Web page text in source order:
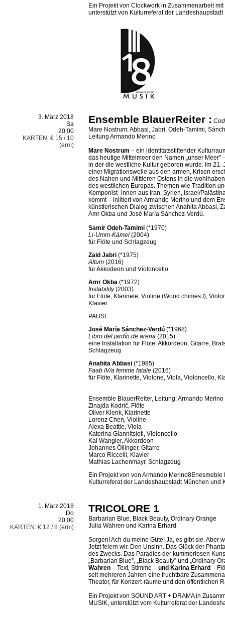
Ein Projekt von Clockwork in Zusammenarbeit
unterstützt von Kulturreferat der
3. März 2018
Sa
20:00
KARTEN: € 15 / 10
(erm)
Ensemble BlauerReiter :
Mare Nostrum: Abbasi, Jabri, Odeh-Tamimi,
Leitung Armando Merino
Mare Nostrum – ein identitätsstiftender
das heutige Mittelmeer den Namen „unser
in der die westliche Kultur geboren wurde. Im 21.
einer Migrationswelle aus den armen, Krisen
des Nahen und Mittleren Ostens in die
des westlichen Europas. Themen wie Tradition
Komponist_innen aus Iran, Syrien, Israel/
kommt ­– iniitiert von Armando Merino und dem
künstlerischen Dialog zwischen Anahita Abbasi,
Amr Okba und José María Sánchez-Verdú.
Samir Odeh-Tamimi (*1970)
Li-Umm-Kámel (2004)
für Flöte und Schlagzeug
Zaid Jabri (*1975)
Altum (2016)
für Akkodeon und Violoncello
Amr Okba (*1972)
Instability(2003)
für Flöte, Klarinete, Violine (Wood chimes I),
Klavier
PAUSE
José María Sánchez-Verdú (*1968)
Libro del jardín de arena (2015)
eine Installation für Flöte, Akkordeon, Gitarre,
Schlagzeug
Anahita Abbasi (*1985)
Faab IV/a femme fatale (2016)
für Flöte, Klarinette, Violone, Viola, Violoncello,
Ensemble BlauerReiter, Leitung: Armando Merino
Zinajda Kodrič, Flöte
Oliver Klenk, Klarinette
Lorenz Chen, Violine
Alexa Beattie, Viola
Katerina Giannitsioti, Violoncello
Kai Wangler, Akkordeon
Johannes Öllinger, Gitarre
Marco Riccelli, Klavier
Mathias Lachenmayr, Schlagzeug
Ein Projekt von von Armando
Kulturreferat der Landeshaupstadt München und
1. März 2018
Do
20:00
KARTEN: € 12 / 8 (erm)
TRICOLORE 1
Barbarian Blue, Black Beauty, Ordinary Orange
Julia Wahren und Karina Erhard
Sorgen! Ach du meine Güte! Ja, es gibt sie. Aber
Jetzt feiern wir. Den Unsinn. Das Glück der
des Zwecks. Das Paradies der kummerlosen
„Barbarian Blue”, „Black Beauty” und „Ordinary
Wahren – Text, Stimme – und Karina Erhard –
seit mehreren Jahren eine fruchtbare
Theater, für Konzert-räume und den öffentlichen
Ein Projekt von SOUND ART + DRAMA in
MUSIK, unterstützt vom Kulturreferat der